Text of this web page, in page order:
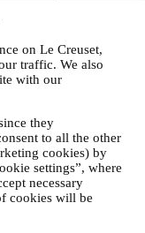
on Le Creuset,
traffic. We also
with our
they
to all the other
cookies) by
settings”, where
necessary
cookies will be
marketing. En
la date de naissance
de téléphone), la
achat en tant
nos communications
et l’heure d’achat,
produit et de
à la gestion de vos